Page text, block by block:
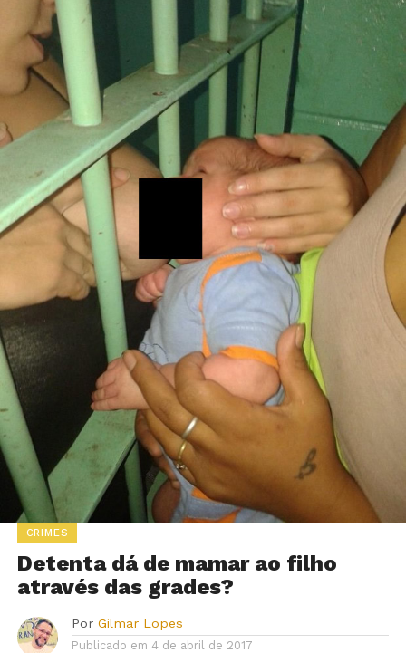
CRIMES
Detenta dá de mamar ao filho
através das grades?
Por Gilmar Lopes
Publicado em 4 de abril de 2017